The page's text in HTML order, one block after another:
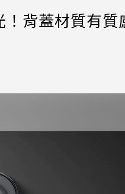
背蓋材質有質